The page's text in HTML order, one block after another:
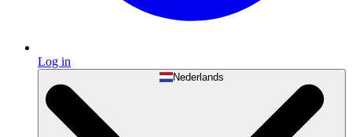
Log in
Nederlands